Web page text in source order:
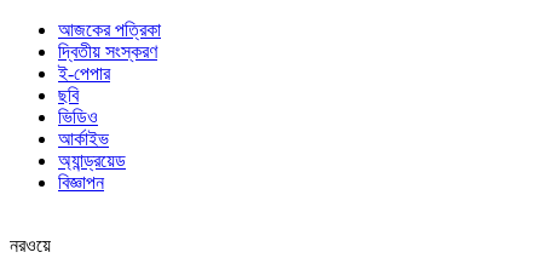
আজকের পত্রিকা
দ্বিতীয় সংস্করণ
ই-পেপার
ছবি
ভিডিও
আর্কাইভ
অ্যান্ড্রয়েড
বিজ্ঞাপন
নরওয়ে